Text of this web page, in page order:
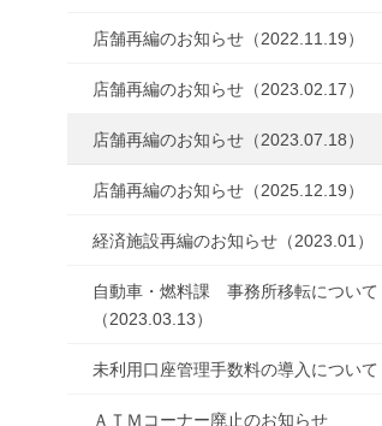
店舗再編のお知らせ（2022.11.19）
店舗再編のお知らせ（2023.02.17）
店舗再編のお知らせ（2023.07.18）
店舗再編のお知らせ（2025.12.19）
経済施設再編のお知らせ（2023.01）
自動車・燃料課 事務所移転について
（2023.03.13）
未利用口座管理手数料の導入について
ＡＴＭコーナー廃止のお知らせ